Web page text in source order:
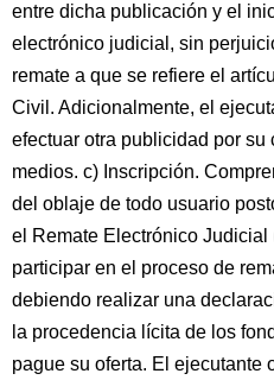
entre dicha publicación y el
electrónico judicial, sin
remate a que se refiere el
Civil. Adicionalmente, el
efectuar otra publicidad por su
medios. c) Inscripción.
del oblaje de todo usuario
el Remate Electrónico
participar en el proceso de
debiendo realizar una
la procedencia lícita de los
pague su oferta. El ejecutante